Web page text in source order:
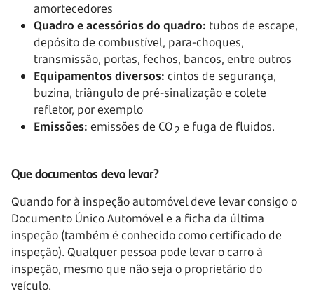
amortecedores
Quadro e acessórios do quadro: tubos de escape,
depósito de combustível, para-choques,
transmissão, portas, fechos, bancos, entre outros
Equipamentos diversos: cintos de segurança,
buzina, triângulo de pré-sinalização e colete
refletor, por exemplo
Emissões: emissões de CO 2 e fuga de fluidos.
Que documentos devo levar?
Quando for à inspeção automóvel deve levar consigo o
Documento Único Automóvel e a ficha da última
inspeção (também é conhecido como certificado de
inspeção). Qualquer pessoa pode levar o carro à
inspeção, mesmo que não seja o proprietário do
veículo.